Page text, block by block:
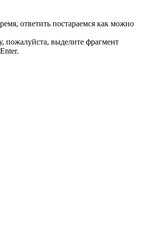
ответить постараемся как можно
выделите фрагмент